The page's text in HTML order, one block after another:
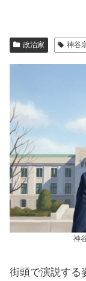
政治家 神谷
神
街頭で演説する